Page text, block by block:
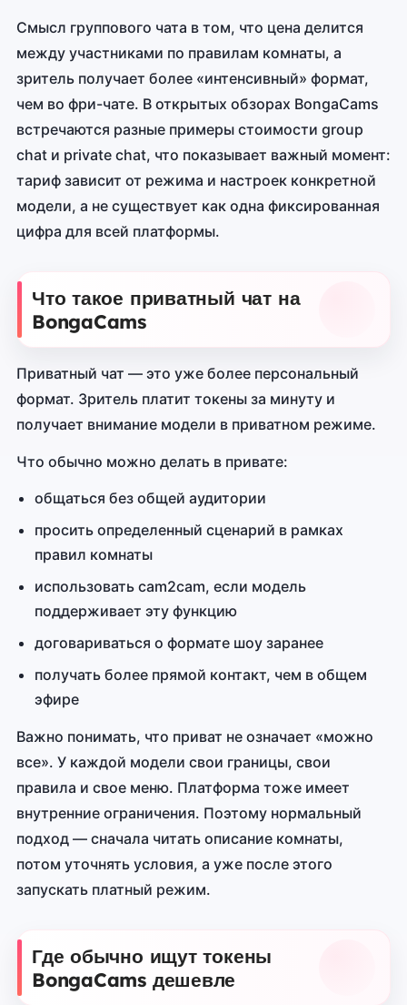
Смысл группового чата в том, что цена делится
между участниками по правилам комнаты, а
зритель получает более «интенсивный» формат,
чем во фри-чате. В открытых обзорах BongaCams
встречаются разные примеры стоимости group
chat и private chat, что показывает важный момент:
тариф зависит от режима и настроек конкретной
модели, а не существует как одна фиксированная
цифра для всей платформы.
Что такое приватный чат на
BongaCams
Приватный чат — это уже более персональный
формат. Зритель платит токены за минуту и
получает внимание модели в приватном режиме.
Что обычно можно делать в привате:
общаться без общей аудитории
просить определенный сценарий в рамках
правил комнаты
использовать cam2cam, если модель
поддерживает эту функцию
договариваться о формате шоу заранее
получать более прямой контакт, чем в общем
эфире
Важно понимать, что приват не означает «можно
все». У каждой модели свои границы, свои
правила и свое меню. Платформа тоже имеет
внутренние ограничения. Поэтому нормальный
подход — сначала читать описание комнаты,
потом уточнять условия, а уже после этого
запускать платный режим.
Где обычно ищут токены
BongaCams дешевле